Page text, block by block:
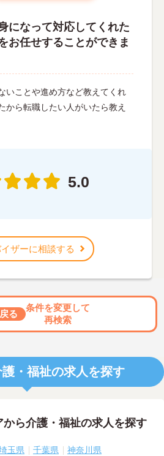
になって対応してくれた
お任せすることができま
いことや進め方など教えてくれ
から転職したい人がいたら教え
5.0
ザーに相談する
る
条件を変更して
再検索
・福祉の求人を探す
ら介護・福祉の求人を探す
玉県 千葉県 神奈川県